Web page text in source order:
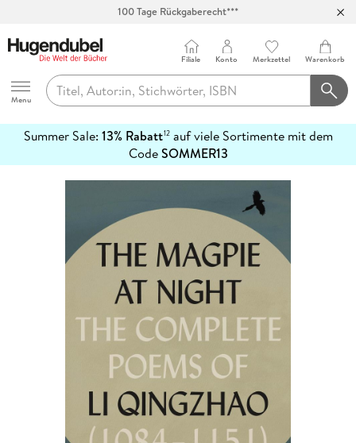
100 Tage Rückgaberecht***
Hugendubel
Menu
Filiale Konto Merkzettel Warenkorb
Summer Sale: 13% Rabatt12auf viele Sortimente mit dem
CodeSOMMER13
erfahren